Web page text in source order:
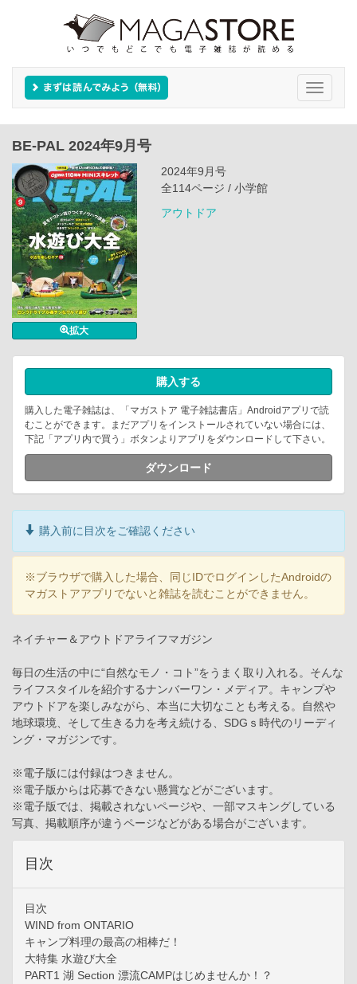
Toggle
BE-PAL 2024年9月号
拡大
2024年9月号
全114ページ / 小学館
アウトドア
購入する
購入した電子雑誌は、「マガストア 電子雑誌書店」Androidアプリで読
むことができます。まだアプリをインストールされていない場合には、
下記「アプリ内で買う」ボタンよりアプリをダウンロードして下さい。
ダウンロード
購入前に目次をご確認ください
※ブラウザで購入した場合、同じIDでログインしたAndroidの
マガストアアプリでないと雑誌を読むことができません。
ネイチャー＆アウトドアライフマガジン
毎日の生活の中に“自然なモノ・コト”をうまく取り入れる。そんな
ライフスタイルを紹介するナンバーワン・メディア。キャンプや
アウトドアを楽しみながら、本当に大切なことも考える。自然や
地球環境、そして生きる力を考え続ける、SDGｓ時代のリーディ
ング・マガジンです。
※電子版には付録はつきません。
※電子版からは応募できない懸賞などがございます。
※電子版では、掲載されないページや、一部マスキングしている
写真、掲載順序が違うページなどがある場合がございます。
目次
目次
WIND from ONTARIO
キャンプ料理の最高の相棒だ！
大特集 水遊び大全
PART1 湖 Section 漂流CAMPはじめませんか！？